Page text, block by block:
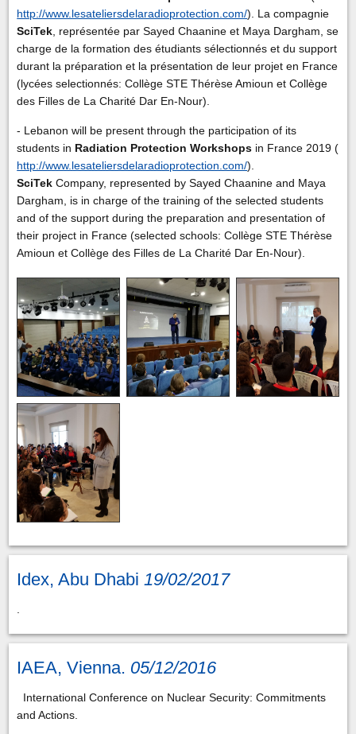
http://www.lesateliersdelaradioprotection.com/). La compagnie
SciTek, représentée par Sayed Chaanine et Maya Dargham, se
charge de la formation des étudiants sélectionnés et du support
durant la préparation et la présentation de leur projet en France
(lycées selectionnés: Collège STE Thérèse Amioun et Collège
des Filles de La Charité Dar En-Nour).
- Lebanon will be present through the participation of its
students in Radiation Protection Workshops in France 2019 (
http://www.lesateliersdelaradioprotection.com/).
SciTek Company, represented by Sayed Chaanine and Maya
Dargham, is in charge of the training of the selected students
and of the support during the preparation and presentation of
their project in France (selected schools: Collège STE Thérèse
Amioun et Collège des Filles de La Charité Dar En-Nour).
Idex, Abu Dhabi19/02/2017
IAEA, Vienna. 05/12/2016
International Conference on Nuclear Security: Commitments
and Actions.